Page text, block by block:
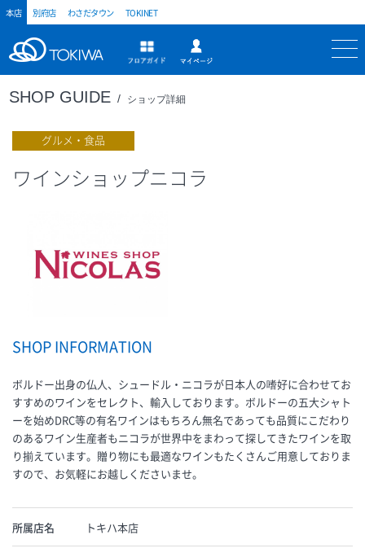
本店 別府店 わさだタウン TOKINET
トキハ フロアガイド
SHOP GUIDE ショップ詳細
ワインショップニコラ
グルメ・食品
SHOP INFORMATION
ボルドー出身の仏人、シュードル・ニコラが日本人の嗜好に合わせてお
すすめのワインをセレクト、輸入しております。ボルドーの五大シャト
ーを始めDRC等の有名ワインはもちろん無名であっても品質にこだわり
のあるワイン生産者もニコラが世界中をまわって探してきたワインを取
り揃えています。贈り物にも最適なワインもたくさんご用意しておりま
すので、お気軽にお越しくださいませ。
所属店名 トキハ本店